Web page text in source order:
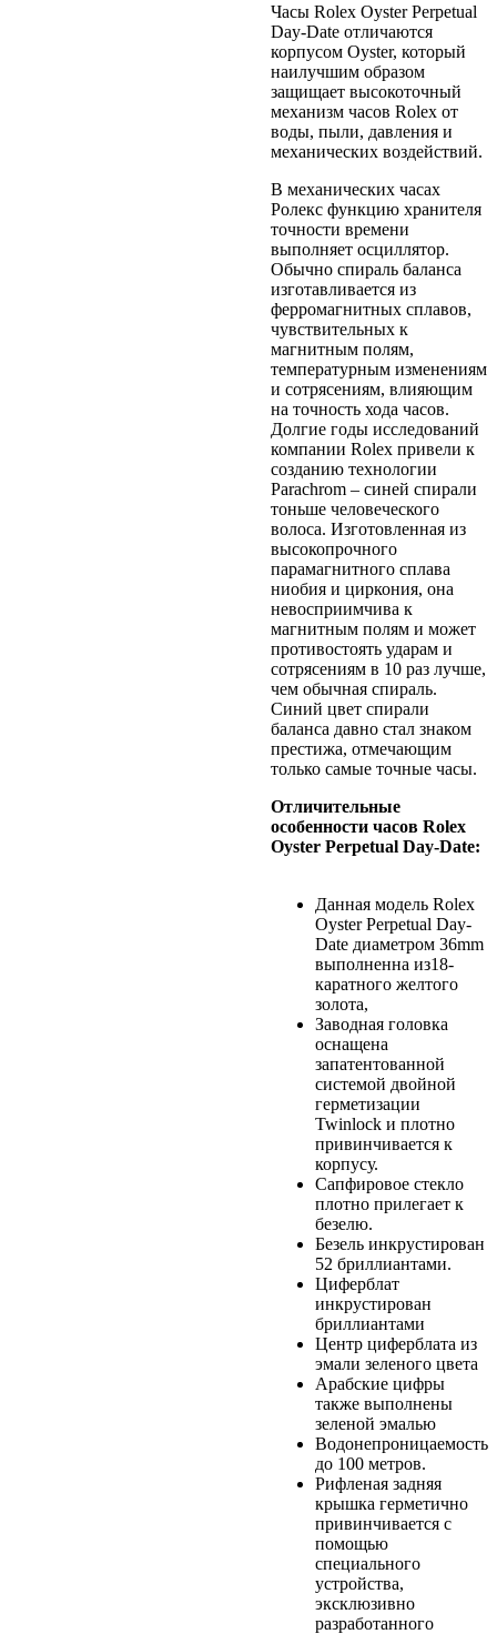
Часы Rolex Oyster Perpetual
Day-Date отличаются
корпусом Oyster, который
наилучшим образом
защищает высокоточный
механизм часов Rolex от
воды, пыли, давления и
механических воздействий.
В механических часах
Ролекс функцию хранителя
точности времени
выполняет осциллятор.
Обычно спираль баланса
изготавливается из
ферромагнитных сплавов,
чувствительных к
магнитным полям,
температурным изменениям
и сотрясениям, влияющим
на точность хода часов.
Долгие годы исследований
компании Rolex привели к
созданию технологии
Parachrom – синей спирали
тоньше человеческого
волоса. Изготовленная из
высокопрочного
парамагнитного сплава
ниобия и циркония, она
невосприимчива к
магнитным полям и может
противостоять ударам и
сотрясениям в 10 раз лучше,
чем обычная спираль.
Синий цвет спирали
баланса давно стал знаком
престижа, отмечающим
только самые точные часы.
Отличительные
особенности часов Rolex
Oyster Perpetual Day-Date:
Данная модель Rolex
Oyster Perpetual Day-
Date диаметром 36mm
выполненна из18-
каратного желтого
золота,
Заводная головка
оснащена
запатентованной
системой двойной
герметизации
Twinlock и плотно
привинчивается к
корпусу.
Сапфировое стекло
плотно прилегает к
безелю.
Безель инкрустирован
52 бриллиантами.
Циферблат
инкрустирован
бриллиантами
Центр циферблата из
эмали зеленого цвета
Арабские цифры
также выполнены
зеленой эмалью
Водонепроницаемость
до 100 метров.
Рифленая задняя
крышка герметично
привинчивается с
помощью
специального
устройства,
эксклюзивно
разработанного